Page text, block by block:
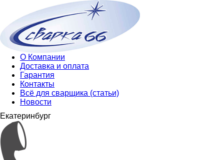
О Компании
Доставка и оплата
Гарантия
Контакты
Всё для сварщика (статьи)
Новости
Екатеринбург